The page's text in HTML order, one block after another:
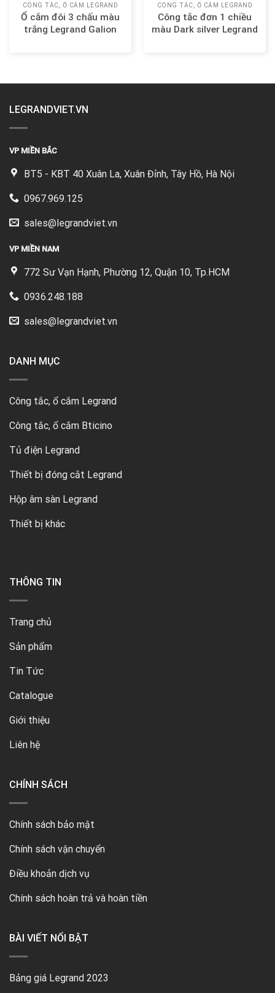
CÔNG TẮC, Ổ CẮM LEGRAND
Ổ cắm đôi 3 chấu màu
trắng Legrand Galion
CÔNG TẮC, Ổ CẮM LEGRAND
Công tắc đơn 1 chiều
màu Dark silver Legrand
LEGRANDVIET.VN
VP MIỀN BẮC
BT5 - KBT 40 Xuân La, Xuân Đỉnh, Tây Hồ, Hà Nội
0967.969.125
sales@legrandviet.vn
VP MIỀN NAM
772 Sư Vạn Hạnh, Phường 12, Quận 10, Tp.HCM
0936.248.188
sales@legrandviet.vn
DANH MỤC
Công tắc, ổ cắm Legrand
Công tắc, ổ cắm Bticino
Tủ điện Legrand
Thiết bị đóng cắt Legrand
Hộp âm sàn Legrand
Thiết bị khác
THÔNG TIN
Trang chủ
Sản phẩm
Tin Tức
Catalogue
Giới thiệu
Liên hệ
CHÍNH SÁCH
Chính sách bảo mật
Chính sách vận chuyển
Điều khoản dịch vụ
Chính sách hoàn trả và hoàn tiền
BÀI VIẾT NỔI BẬT
Bảng giá Legrand 2023